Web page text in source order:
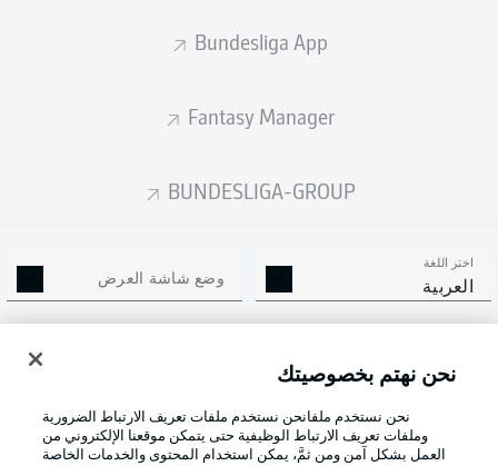
Bundesliga App
Fantasy Manager
BUNDESLIGA-GROUP
اختر اللغة
العربية وضع شاشة العرض
تسجيل الدخولنحن نهتم بخصوصيتك
نحن نستخدم ملفانحن نستخدم ملفات تعريف الارتباط الضرورية
وملفات تعريف الارتباط الوظيفية حتى يتمكن موقعنا الإلكتروني من
العمل بشكل آمن ومن ثمَّ، يمكن استخدام المحتوى والخدمات الخاصة